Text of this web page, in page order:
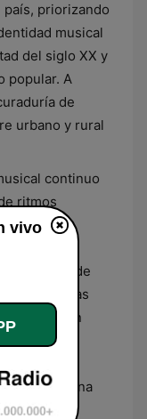
priorizando
musical
del siglo XX y
popular. A
de
urbano y rural
continuo
ritmos
y otras
popular
Su oferta de
de piezas
la percusión
una
sonidos
fiel a una
de corte
vivo